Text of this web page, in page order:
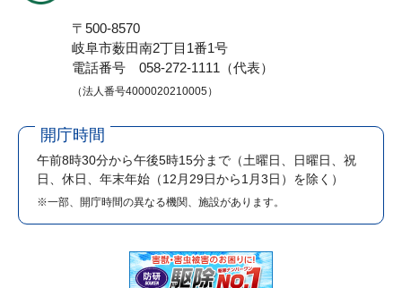
〒500-8570
岐阜市薮田南2丁目1番1号
電話番号 058-272-1111（代表）
（法人番号4000020210005）
開庁時間
午前8時30分から午後5時15分まで （土曜日、日曜日、祝
日、休日、年末年始（12月29日から1月3日）を除く）
※一部、開庁時間の異なる機関、施設があります。